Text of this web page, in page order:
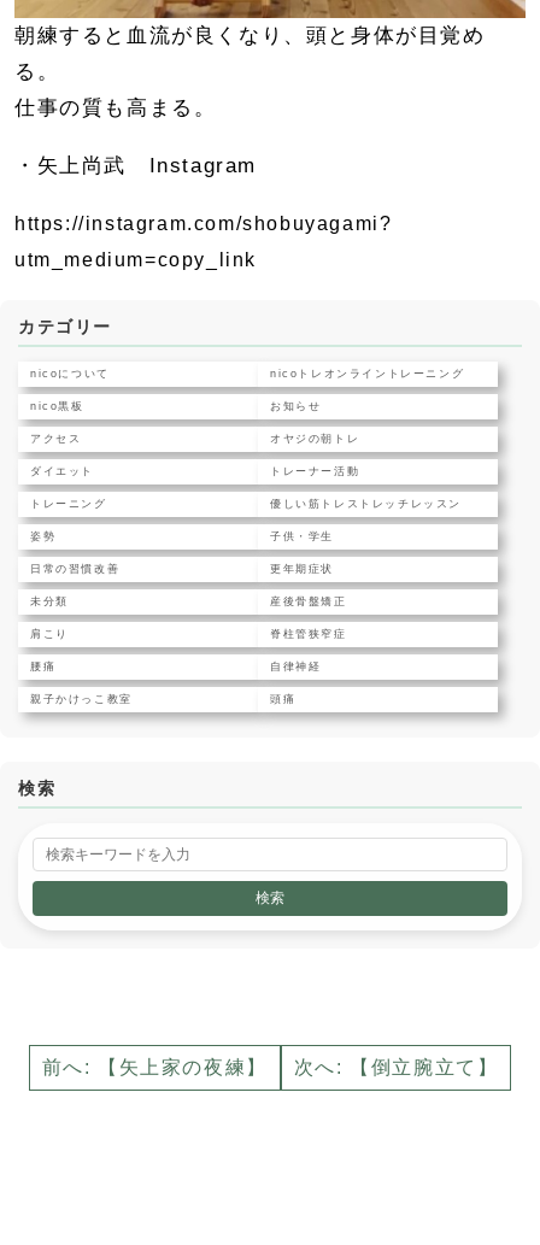
朝練すると血流が良くなり、頭と身体が目覚め
る。
仕事の質も高まる。
・矢上尚武 Instagram
https://instagram.com/shobuyagami?
utm_medium=copy_link
カテゴリー
nicoについて nicoトレオンライントレーニング
nico黒板 お知らせ
アクセス オヤジの朝トレ
ダイエット トレーナー活動
トレーニング 優しい筋トレストレッチレッスン
姿勢 子供・学生
日常の習慣改善 更年期症状
未分類 産後骨盤矯正
肩こり 脊柱管狭窄症
腰痛 自律神経
親子かけっこ教室 頭痛
検索
前へ: 【矢上家の夜練】 次へ: 【倒立腕立て】